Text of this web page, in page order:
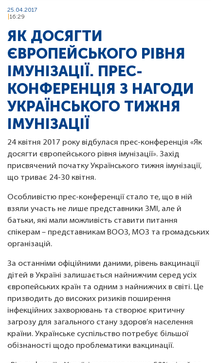
25.04.2017
16:29
ЯК ДОСЯГТИ
ЄВРОПЕЙСЬКОГО РІВНЯ
ІМУНІЗАЦІЇ. ПРЕС-
КОНФЕРЕНЦІЯ З НАГОДИ
УКРАЇНСЬКОГО ТИЖНЯ
ІМУНІЗАЦІЇ
24 квітня 2017 року відбулася прес-конференція «Як
досягти європейського рівня імунізації». Захід
присвячений початку Українського тижня імунізації,
що триває 24-30 квітня.
Особливістю прес-конференції стало те, що в ній
взяли участь не лише представники ЗМІ, але й
батьки, які мали можливість ставити питання
спікерам – представникам ВООЗ, МОЗ та громадських
організацій.
За останніми офіційними даними, рівень вакцинації
дітей в Україні залишається найнижчим серед усіх
європейських країн та одним з найнижчих в світі. Це
призводить до високих ризиків поширення
інфекційних захворювань та створює критичну
загрозу для загального стану здоров’я населення
країни. Українське суспільство потребує більшої
обізнаності щодо проблематики вакцинації.